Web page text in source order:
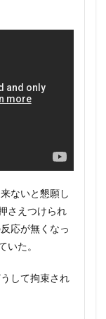
ないと懇願し
さえつけられ
応が無くなっ
いた。
して拘束され